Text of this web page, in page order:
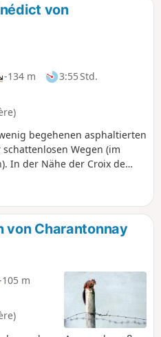
von
-134 m
3:55 Std.
begehenen asphaltierten
Wegen (im
In der Nähe der Croix de
die Bugey-Berge, aber auch
und den Vercors.
von Charantonnay
m